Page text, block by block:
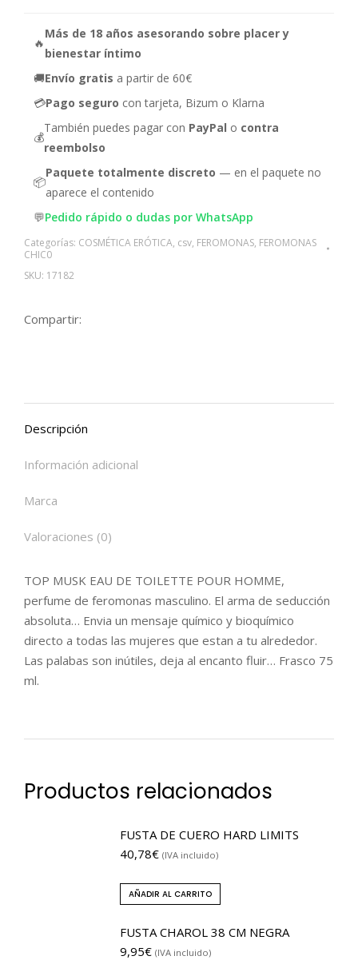
🔥
Más de 18 años asesorando sobre placer y
bienestar íntimo
🚚Envío gratis a partir de 60€
💳Pago seguro con tarjeta, Bizum o Klarna
💰
También puedes pagar con PayPal o contra
reembolso
📦
Paquete totalmente discreto — en el paquete no
aparece el contenido
💬Pedido rápido o dudas por WhatsApp
Categorías: COSMÉTICA ERÓTICA, csv, FEROMONAS, FEROMONAS
CHIC0
SKU: 17182
Compartir:
Descripción
Información adicional
Marca
Valoraciones (0)
TOP MUSK EAU DE TOILETTE POUR HOMME,
perfume de feromonas masculino. El arma de seducción
absoluta… Envia un mensaje químico y bioquímico
directo a todas las mujeres que estan a tu alrededor.
Las palabas son inútiles, deja al encanto fluir… Frasco 75
ml.
Productos relacionados
FUSTA DE CUERO HARD LIMITS
40,78€ (IVA incluido)
AÑADIR AL CARRITO
FUSTA CHAROL 38 CM NEGRA
9,95€ (IVA incluido)